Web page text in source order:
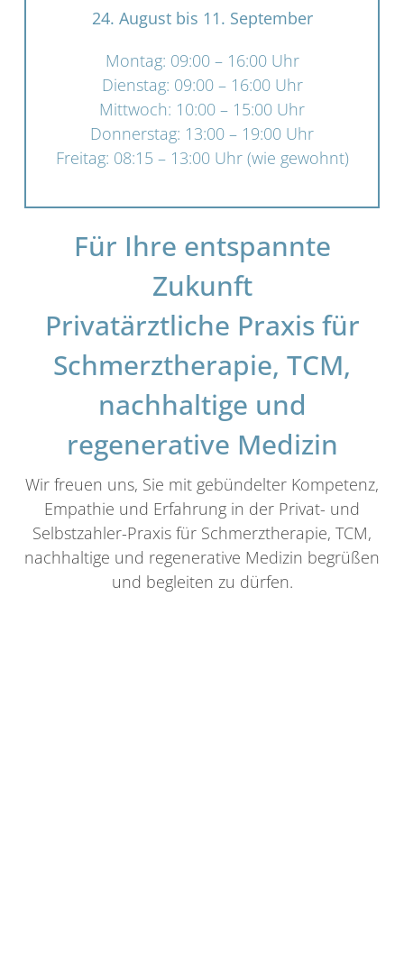
24. August bis 11. September
Montag: 09:00 – 16:00 Uhr
Dienstag: 09:00 – 16:00 Uhr
Mittwoch: 10:00 – 15:00 Uhr
Donnerstag: 13:00 – 19:00 Uhr
Freitag: 08:15 – 13:00 Uhr (wie gewohnt)
Für Ihre entspannte
Zukunft
Privatärztliche Praxis für
Schmerztherapie, TCM,
nachhaltige und
regenerative Medizin
Wir freuen uns, Sie mit gebündelter Kompetenz,
Empathie und Erfahrung in der Privat- und
Selbstzahler-Praxis für Schmerztherapie, TCM,
nachhaltige und regenerative Medizin begrüßen
und begleiten zu dürfen.